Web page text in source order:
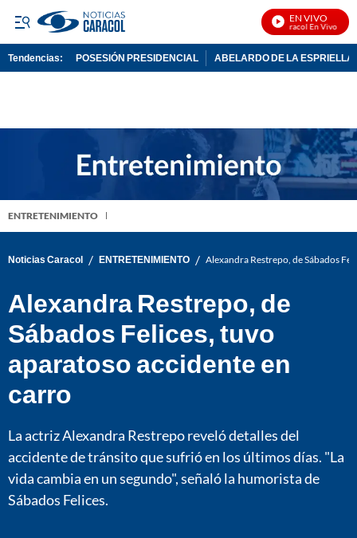
EN VIVO
Noticias Caracol En Vivo
Tendencias: POSESIÓN PRESIDENCIAL ABELARDO DE LA ESPRIELLA
ENTRETENIMIENTO
Noticias Caracol / ENTRETENIMIENTO / Alexandra Restrepo, de Sábados
Alexandra Restrepo, de
Sábados Felices, tuvo
aparatoso accidente en
carro
La actriz Alexandra Restrepo reveló detalles del
accidente de tránsito que sufrió en los últimos días. "La
vida cambia en un segundo", señaló la humorista de
Sábados Felices.